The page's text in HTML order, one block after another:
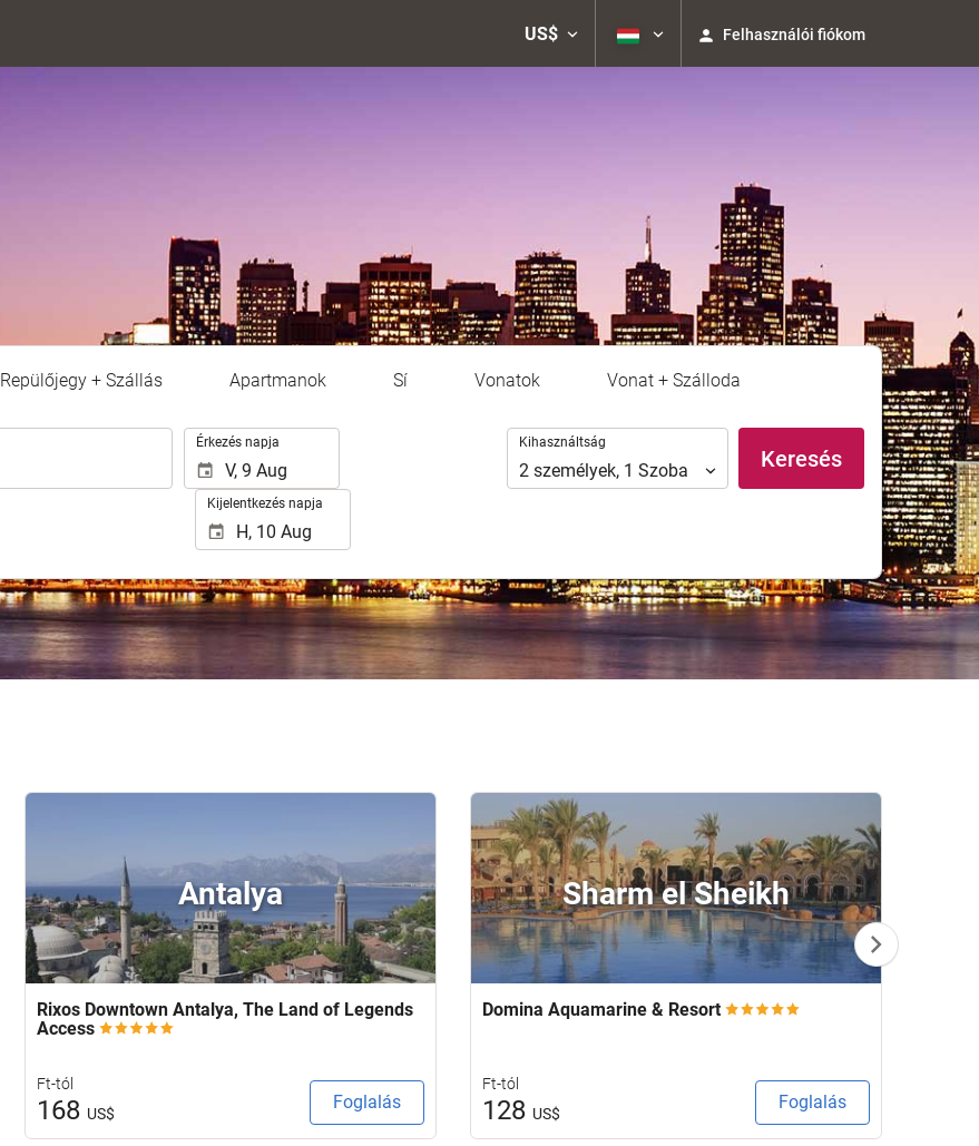
US$ Felhasználói fiókom
Repülőjegy + Szállás Apartmanok Sí Vonatok Vonat + Szálloda
Érkezés napja
Kijelentkezés napja
Kihasználtság
Kihasználtság
2 személyek, 1 Szoba Keresés
Antalya
Rixos Downtown Antalya, The Land of Legends
Access
Ft-tól
168 US$
Foglalás
Sharm el Sheikh
Domina Aquamarine & Resort
Ft-tól
128 US$
Foglalás